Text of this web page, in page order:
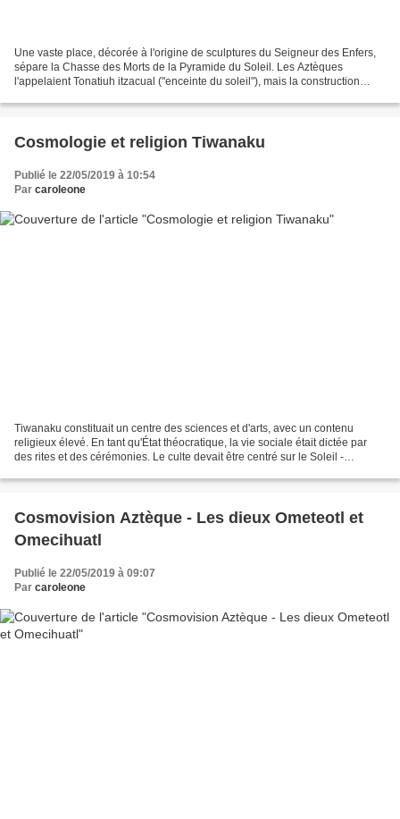
Une vaste place, décorée à l'origine de sculptures du Seigneur des Enfers,
sépare la Chasse des Morts de la Pyramide du Soleil. Les Aztèques
l'appelaient Tonatiuh itzacual ("enceinte du soleil"), mais la construction
Cosmologie et religion Tiwanaku
Publié le 22/05/2019 à 10:54
Par caroleone
Tiwanaku constituait un centre des sciences et d'arts, avec un contenu
religieux élevé. En tant qu'État théocratique, la vie sociale était dictée par
des rites et des cérémonies. Le culte devait être centré sur le Soleil -
Cosmovision Aztèque - Les dieux Ometeotl et
Omecihuatl
Publié le 22/05/2019 à 09:07
Par caroleone